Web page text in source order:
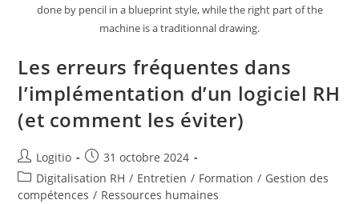
done by pencil in a blueprint style, while the right part of the
machine is a traditionnal drawing.
Les erreurs fréquentes dans
l’implémentation d’un logiciel RH
(et comment les éviter)
Logitio
31 octobre 2024
Digitalisation RH / Entretien / Formation / Gestion des
compétences / Ressources humaines